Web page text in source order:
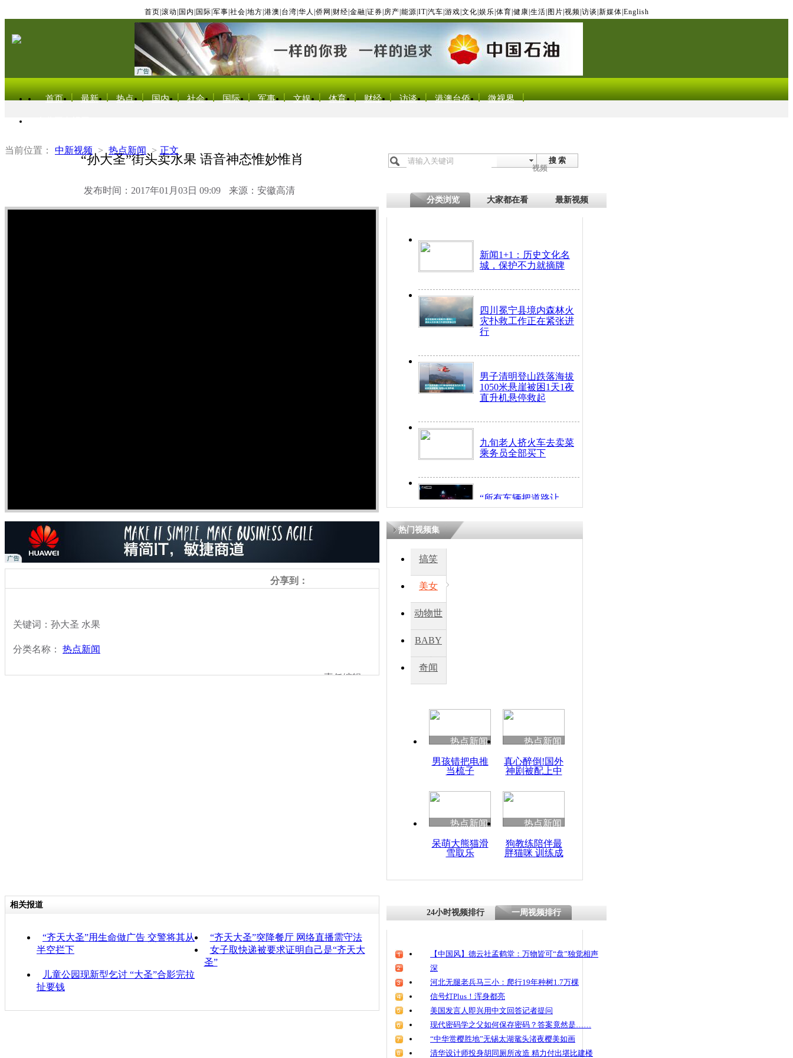
首页 滚动 国内 国际 军事 社会 地方 港澳 台湾 华人 侨网 财经 金融 证券 房产 能源 IT| 汽车 游戏 文化 娱乐 体育 健康 生活 图片 视频 访谈 新媒体 English
首页 最新 热点 国内 社会 国际 军事 文娱 体育 财经 访谈 港澳台侨 微视界
当前位置： 中新视频 > 热点新闻 > 正文
“孙大圣”街头卖水果 语音神态惟妙惟肖
发布时间：2017年01月03日 09:09 来源：安徽高清
搜 索
视频
分类浏览 大家都在看 最新视频
新闻1+1：历史文化名
城，保护不力就摘牌
四川冕宁县境内森林火
灾扑救工作正在紧张进
行
男子清明登山跌落海拔
1050米悬崖被困1天1夜
直升机悬停救起
九旬老人挤火车去卖菜
乘务员全部买下
“所有车辆把道路让
开！”儿童突发疾病交
因
度苗族花山节
魂
分享到：
关键词：孙大圣 水果
分类名称： 热点新闻
责任编辑：
热门视频集
搞笑
美女
动物世
BABY
秀
奇闻
热点新闻
男孩错把电推
当梳子
热点新闻
真心醉倒!国外
神剧被配上中
热点新闻
呆萌大熊猫滑
雪取乐
热点新闻
狗教练陪伴最
胖猫咪 训练成
相关报道
“齐天大圣”用生命做广告 交警将其从
半空拦下
“齐天大圣”突降餐厅 网络直播需守法
女子取快递被要求证明自己是“齐天大
圣”
儿童公园现新型乞讨 “大圣”合影完拉
扯要钱
24小时视频排行 一周视频排行
【中国风】德云社孟鹤堂：万物皆可“盘”独觉相声
深
河北无腿老兵马三小：爬行19年种树1.7万棵
信号灯Plus！浑身都亮
美国发言人即兴用中文回答记者提问
现代密码学之父如何保存密码？答案竟然是……
“中华赏樱胜地”无锡太湖鼋头渚夜樱美如画
清华设计师投身胡同厕所改造 精力付出堪比建楼